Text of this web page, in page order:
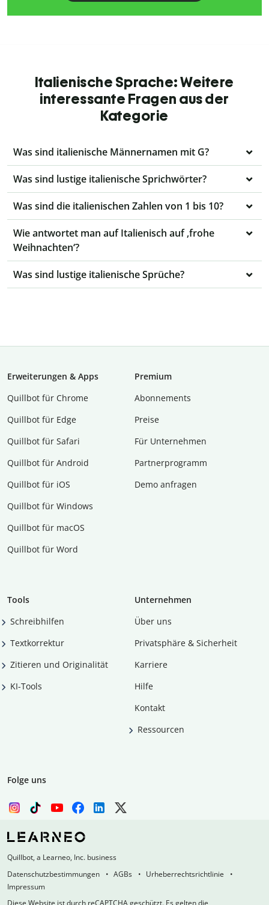
Italienische Sprache: Weitere
interessante Fragen aus der
Kategorie
Was sind italienische Männernamen mit G?
Was sind lustige italienische Sprichwörter?
Was sind die italienischen Zahlen von 1 bis 10?
Wie antwortet man auf Italienisch auf ‚frohe
Weihnachten‘?
Was sind lustige italienische Sprüche?
Erweiterungen & Apps
Quillbot für Chrome
Quillbot für Edge
Quillbot für Safari
Quillbot für Android
Quillbot für iOS
Quillbot für Windows
Quillbot für macOS
Quillbot für Word
Premium
Abon­ne­ments
Preise
Für Unternehmen
Partnerprogramm
Demo anfragen
Tools
Schreibhilfen
Textkorrektur
Zitieren und Originalität
KI-Tools
Unternehmen
Über uns
Privatsphäre & Sicherheit
Karriere
Hilfe
Kontakt
Ressourcen
Folge uns
Quillbot, a Learneo, Inc. business
Datenschutzbestimmungen
AGBs
Urheberrechtsrichtlinie
Impressum